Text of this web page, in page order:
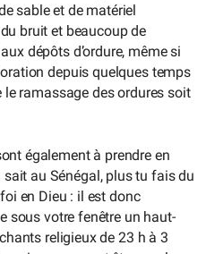
sable et de matériel
bruit et beaucoup de
dépôts d’ordure, même si
depuis quelques temps
le ramassage des ordures soit
également à prendre en
au Sénégal, plus tu fais du
en Dieu : il est donc
sous votre fenêtre un haut-
religieux de 23 h à 3